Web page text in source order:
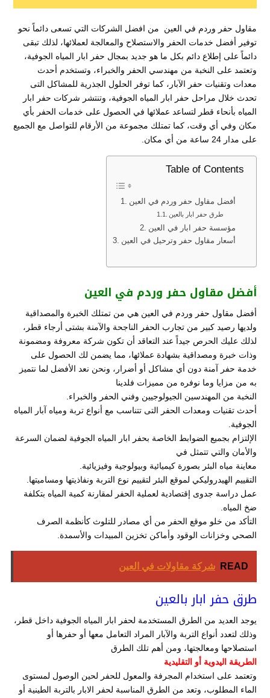
مقاول حفر وردم في العين من افضل الشركات التي تسعى دائماً نحو
توفير أفضل خدمات الحفر والاستصلاح والمعالجة لعملائها، لذلك تبقى
دائماً على إطلاع دائم بكل ما هو جديد بمجال حفر ابار المياه الجوفية،
وتعتمد على النخبة من مهندسي الحفر والخبراء، وتستخدم أحدث
معدات وتقنيات حفر الآبار، كما توفر الحلول الجذرية للمشاكل التى
تحدث خلال مراحل حفر ابار المياه الجوفية، وتنتشر شركات حفر ابار
المياه بأنحاء قطر لتساعد عملائها في الحصول على خدمات الحفر بأي
مكان وفي أي وقت، كما تمتلك مجموعة من الأرقام للتواصل مع الجميع
على مدار 24 ساعة من أي مكان.
Table of Contents
أفضل مقاول حفر وردم في العين
طرق حفر ابار بالعين
مؤسسة حفر ابار في العين
أسعار مقاول حفر وترحيل في العين
أفضل مقاول حفر وردم في العين
أفضل مقاول حفر وردم في العين هي من تمتلك الخبرة والمصداقية
ولديها رصيد كبير من تجارب الحفر الناجحة والآمنة بشتى أرجاء قطر،
لذلك عليك الحرص جيداً عند التعاقد أن تكون شركة معروفة ومضمونة
وذات خبرة ومصداقية بشهادة عملائها، مما يضمن لك الحصول على
خدمة حفر آمنة دون أي مشاكل أو أضرار، ونحن نعد الأفضل لما نتميز
به من مزايا وما نوفره من مميزات فلدينا
النخبة من المهندسين الجيولوجيين وفني الحفر والخبراء.
أحدث تقنيات ومعدات الحفر التى تتناسب مع أنواع تربة ومياه آبار المياه
الجوفية.
الإلتزام بجميع الضوابط الخاصة بحفر ابار المياه الجوفية لضمان السرعة
والأمان والتي تتمثل في
معاينة مياه البئر بصورة كيميائية وبيولوجية وفيزيائية.
التقييم الهيدروليكي لموقع البئر لتقييم نوع التربة ونفاذيتها ومساميتها.
عمل دراسة جدوى إقتصادية لعملية الحفر لمقارنة كمية المياه بتكلفة
ضخ المياه.
التأكد من خلو موقع الحفر من أي مصادر للتلوث كأنظمة الصرف
الصحي وخزانات الوقود وأماكن تخزين المبيدات والأسمدة.
READ شركة مقاولات في العين
طرق حفر ابار بالعين
يوجد العديد من الطرق المستخدمة لحفر ابار المياه الجوفية داخل قطر،
وذلك لتعدد أنواع التربة والآبار المراد التعامل معها أو حفرها أو
استصلاحها ومعالجتها، ومن أهم تلك الطرق
الطريقة اليدوية أو التقليدية
وتعتمد على استخدام المجرفة والمعول للحفر لحين الوصول لمستوى
الماء المطلوب، وتعد من الطرق المناسبة لحفر الابار بالتربة الطينية أو